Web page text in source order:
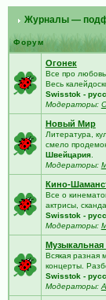
Журналы —
Форум
Огонек
Все про
Весь
Swisstok -
Модераторы:
Новый Мир
Литература,
смело
Швейцария.
Модераторы:
Кино-
Все о
актрисы,
Swisstok -
Модераторы:
Музыкальная
Всякая разная
концерты.
Swisstok -
Модераторы: